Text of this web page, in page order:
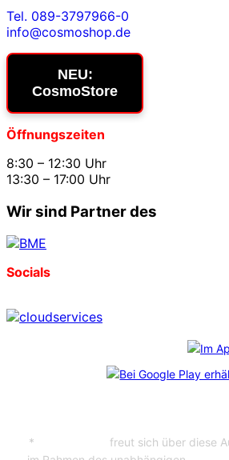
Tel. 089-3797966-0
info@cosmoshop.de
NEU:
CosmoStore
Öffnungszeiten
8:30 – 12:30 Uhr
13:30 – 17:00 Uhr
Wir sind Partner des
Socials
*
freut sich über diese